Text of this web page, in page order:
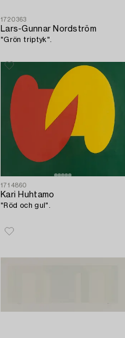
1720363
Lars-Gunnar Nordström
"Grön triptyk".
1714860
Kari Huhtamo
"Röd och gul".